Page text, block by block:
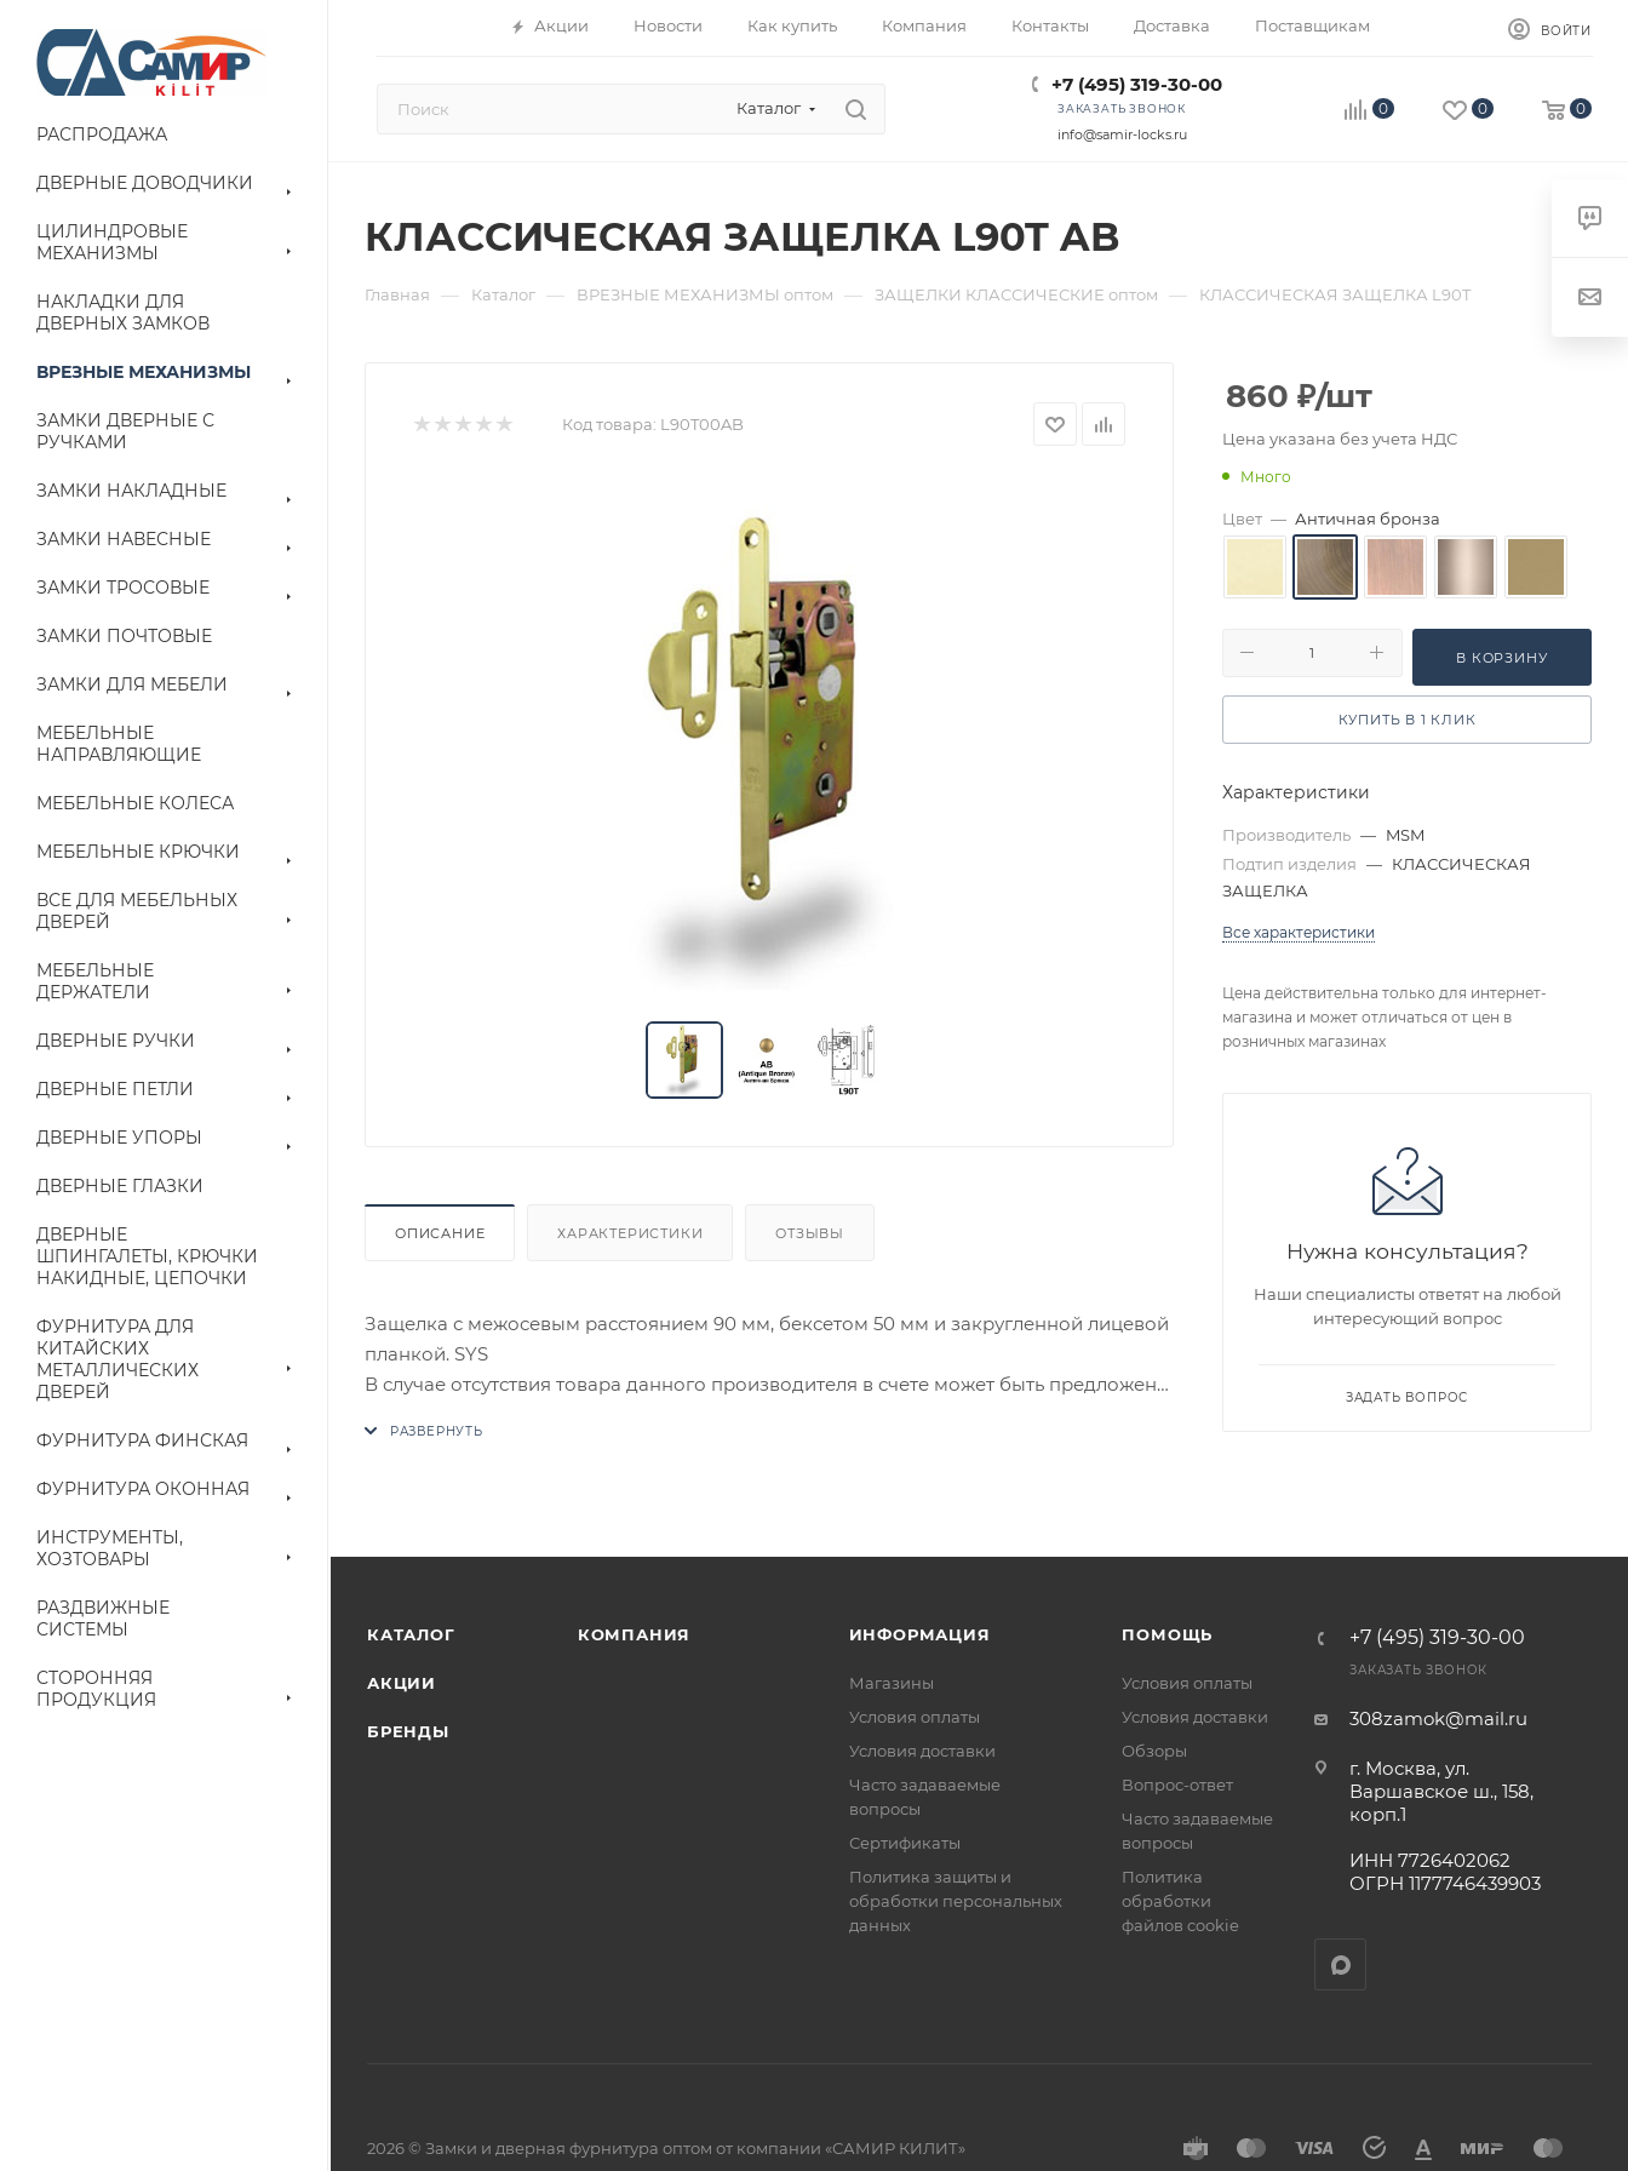
Акции Новости Как купить Компания Контакты Доставка Поставщикам ВОЙТИ
Каталог
+7 (495) 319-30-00
ЗАКАЗАТЬ ЗВОНОК
info@samir-locks.ru
0 0 0
РАСПРОДАЖА
ДВЕРНЫЕ ДОВОДЧИКИ
ЦИЛИНДРОВЫЕ
МЕХАНИЗМЫ
НАКЛАДКИ ДЛЯ
ДВЕРНЫХ ЗАМКОВ
ВРЕЗНЫЕ МЕХАНИЗМЫ
ЗАМКИ ДВЕРНЫЕ С
РУЧКАМИ
ЗАМКИ НАКЛАДНЫЕ
ЗАМКИ НАВЕСНЫЕ
ЗАМКИ ТРОСОВЫЕ
ЗАМКИ ПОЧТОВЫЕ
ЗАМКИ ДЛЯ МЕБЕЛИ
МЕБЕЛЬНЫЕ
НАПРАВЛЯЮЩИЕ
МЕБЕЛЬНЫЕ КОЛЕСА
МЕБЕЛЬНЫЕ КРЮЧКИ
ВСЕ ДЛЯ МЕБЕЛЬНЫХ
ДВЕРЕЙ
МЕБЕЛЬНЫЕ
ДЕРЖАТЕЛИ
ДВЕРНЫЕ РУЧКИ
ДВЕРНЫЕ ПЕТЛИ
ДВЕРНЫЕ УПОРЫ
ДВЕРНЫЕ ГЛАЗКИ
ДВЕРНЫЕ
ШПИНГАЛЕТЫ, КРЮЧКИ
НАКИДНЫЕ, ЦЕПОЧКИ
ФУРНИТУРА ДЛЯ
КИТАЙСКИХ
МЕТАЛЛИЧЕСКИХ
ДВЕРЕЙ
ФУРНИТУРА ФИНСКАЯ
ФУРНИТУРА ОКОННАЯ
ИНСТРУМЕНТЫ,
ХОЗТОВАРЫ
РАЗДВИЖНЫЕ
СИСТЕМЫ
СТОРОННЯЯ
ПРОДУКЦИЯ
КЛАССИЧЕСКАЯ ЗАЩЕЛКА L90T AB
Главная — Каталог — ВРЕЗНЫЕ МЕХАНИЗМЫ оптом — ЗАЩЕЛКИ КЛАССИЧЕСКИЕ оптом — КЛАССИЧЕСКАЯ ЗАЩЕЛКА L90T
Код товара: L90T00AB
ОПИСАНИЕ ХАРАКТЕРИСТИКИ ОТЗЫВЫ
Защелка с межосевым расстоянием 90 мм, бексетом 50 мм и закругленной лицевой
планкой. SYS
В случае отсутствия товара данного производителя в счете может быть предложен
выставленного счета.
860 ₽/шт
Цена указана без учета НДС
Много
Цвет — Античная бронза
В КОРЗИНУ
КУПИТЬ В 1 КЛИК
Характеристики
Производитель — MSM
Подтип изделия — КЛАССИЧЕСКАЯ
ЗАЩЕЛКА
Все характеристики
Цена действительна только для интернет-
магазина и может отличаться от цен в
розничных магазинах
Нужна консультация?
Наши специалисты ответят на любой
интересующий вопрос
ЗАДАТЬ ВОПРОС
КАТАЛОГ
АКЦИИ
БРЕНДЫ
КОМПАНИЯ ИНФОРМАЦИЯ
Магазины
Условия оплаты
Условия доставки
Часто задаваемые
вопросы
Сертификаты
Политика защиты и
обработки персональных
данных
ПОМОЩЬ
Условия оплаты
Условия доставки
Обзоры
Вопрос-ответ
Часто задаваемые
вопросы
Политика
обработки
файлов cookie
+7 (495) 319-30-00
ЗАКАЗАТЬ ЗВОНОК
308zamok@mail.ru
г. Москва, ул.
Варшавское ш., 158,
корп.1
ИНН 7726402062
ОГРН 1177746439903
2026 © Замки и дверная фурнитура оптом от компании «САМИР КИЛИТ»